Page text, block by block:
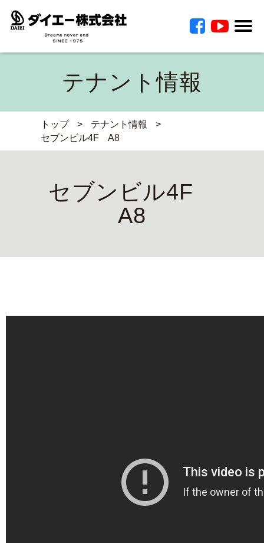
テナント情報
トップ > テナント情報
>
セブンビル4F A8
セブンビル4F
A8